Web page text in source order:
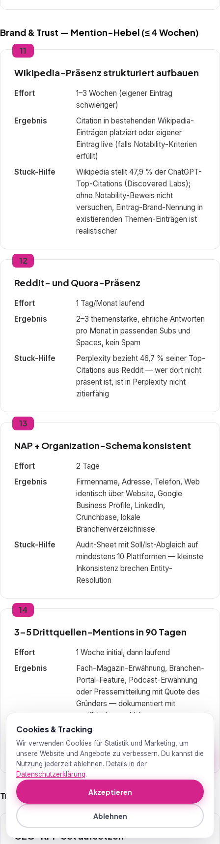
Brand & Trust — Mention-Hebel (≤ 4 Wochen)
11
Wikipedia-Präsenz strukturiert aufbauen
Effort
1–3 Wochen (eigener Eintrag
schwieriger)
Ergebnis
Citation in bestehenden Wikipedia-
Einträgen platziert oder eigener
Eintrag live (falls Notability-Kriterien
erfüllt)
Stuck-Hilfe
Wikipedia stellt 47,9 % der ChatGPT-
Top-Citations (Discovered Labs);
ohne Notability-Beweis nicht
versuchen, Eintrag-Brand-Nennung in
existierenden Themen-Einträgen ist
realistischer
12
Reddit- und Quora-Präsenz
Effort
1 Tag/Monat laufend
Ergebnis
2–3 themenstarke, ehrliche Antworten
pro Monat in passenden Subs und
Spaces, kein Spam
Stuck-Hilfe
Perplexity bezieht 46,7 % seiner Top-
Citations aus Reddit — wer dort nicht
präsent ist, ist in Perplexity nicht
zitierfähig
13
NAP + Organization-Schema konsistent
Effort
2 Tage
Ergebnis
Firmenname, Adresse, Telefon, Web
identisch über Website, Google
Business Profile, LinkedIn,
Crunchbase, lokale
Branchenverzeichnisse
Stuck-Hilfe
Audit-Sheet mit Soll/Ist-Abgleich auf
mindestens 10 Plattformen — kleinste
Inkonsistenz brechen Entity-
Resolution
14
3–5 Drittquellen-Mentions in 90 Tagen
Effort
1 Woche initial, dann laufend
Ergebnis
Fach-Magazin-Erwähnung, Branchen-
Portal-Feature, Podcast-Erwähnung
oder Pressemitteilung mit Quote des
Gründers — dokumentiert mit
verifizierbarem Link
Stuck-Hilfe
Eine HARO-Anfrage pro Woche + ein
eigener Branchen-Take im Monat
reichen für die Pipeline
Tracking & KPIs — laufend
GEO-KPI-Set aufsetzen
Cookies & Tracking
Wir verwenden Cookies für Statistik und Marketing, um
unsere Website und Angebote zu verbessern. Du kannst die
Nutzung jederzeit ablehnen. Details in der
Datenschutzerklärung.
Ablehnen
Akzeptieren